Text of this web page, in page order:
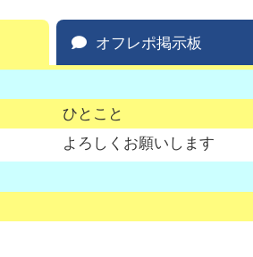
オフレポ掲示板
ひとこと
よろしくお願いします